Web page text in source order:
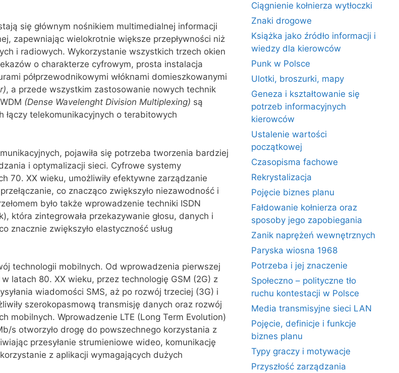
się głównym nośnikiem multi‌medialnej informacji
zapewniając wielokrotnie większe przepływności niż
i radiowych. Wykorzystanie wszystkich trzech okien
o cha‌rakterze cyfrowym, prosta instalacja
półprzewodnikowymi włóknami domieszkowanymi
), a przede wszystkim zastosowanie nowych technik
(Dense Wavelenght Division Multiplexing) są
łączy telekomunikacyjnych o terabitowych
pojawiła się potrzeba tworzenia bardziej
i optymalizacji sieci. Cyfrowe systemy
70. XX wieku, umożliwiły efektywne zarządzanie
co znacząco zwiększyło niezawodność i
było także wprowadzenie techniki ISDN
która zintegrowała przekazywanie głosu, danych i
znacznie zwiększyło elastyczność usług
technologii mobilnych. Od wprowadzenia pierwszej
latach 80. XX wieku, przez technologię GSM (2G) z
wiadomości SMS, aż po rozwój trzeciej (3G) i
szerokopasmową transmisję danych oraz rozwój
mobilnych. Wprowadzenie LTE (Long Term Evolution)
s otworzyło drogę do powszechnego korzystania z
przesyłanie strumieniowe wideo, komunikację
z aplikacji wymagających dużych
Ciągnienie kołnierza wytłoczki
Znaki drogowe
Książka jako źródło informacji i
wiedzy dla kierowców
Punk w Polsce
Ulotki, broszurki, mapy
Geneza i kształtowanie się
potrzeb informacyjnych
kierowców
Ustalenie wartości
początkowej
Czasopisma fachowe
Rekrystalizacja
Pojęcie biznes planu
Fałdowanie kołnierza oraz
sposoby jego zapobiegania
Zanik naprężeń wewnętrznych
Paryska wiosna 1968
Potrzeba i jej znaczenie
Społeczno – polityczne tło
ruchu kontestacji w Polsce
Media transmisyjne sieci LAN
Pojęcie, definicje i funkcje
biznes planu
Typy graczy i motywacje
Przyszłość zarządzania